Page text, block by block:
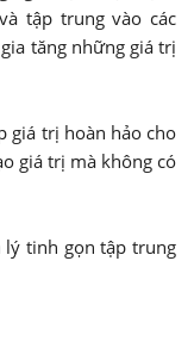
tập trung vào các
tăng những giá trị
giá trị hoàn hảo cho
giá trị mà không có
tinh gọn tập trung